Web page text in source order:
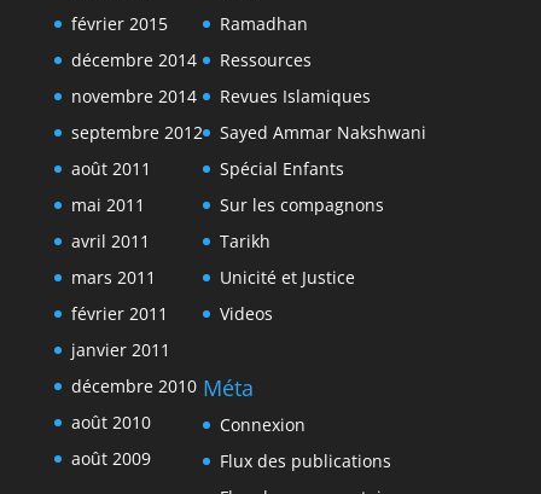
février 2015
décembre 2014
novembre 2014
septembre 2012
août 2011
mai 2011
avril 2011
mars 2011
février 2011
janvier 2011
décembre 2010
août 2010
août 2009
Ramadhan
Ressources
Revues Islamiques
Sayed Ammar Nakshwani
Spécial Enfants
Sur les compagnons
Tarikh
Unicité et Justice
Videos
Méta
Connexion
Flux des publications